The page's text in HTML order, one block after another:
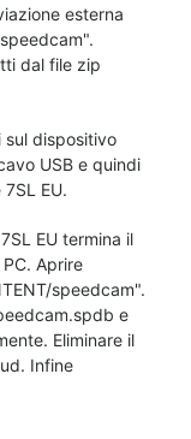
esterna
dal file zip
sul dispositivo
USB e quindi
EU.
EU termina il
Aprire
speedcam".
e
Eliminare il
Infine